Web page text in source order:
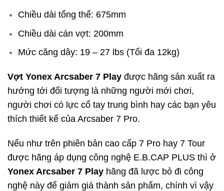
Chiều dài tổng thể: 675mm
Chiều dài cán vợt: 200mm
Mức căng dây: 19 – 27 lbs (Tối đa 12kg)
Vợt Yonex Arcsaber 7 Play được hãng sản xuất ra
hướng tới đối tượng là những người mới chơi,
người chơi có lực cổ tay trung bình hay các bạn yêu
thích thiết kế của Arcsaber 7 Pro.
Nếu như trên phiên bản cao cấp 7 Pro hay 7 Tour
được hãng áp dụng công nghệ E.B.CAP PLUS thì ở
Yonex Arcsaber 7 Play hãng đã lược bỏ đi công
nghệ này để giảm giá thành sản phẩm, chính vì vậy